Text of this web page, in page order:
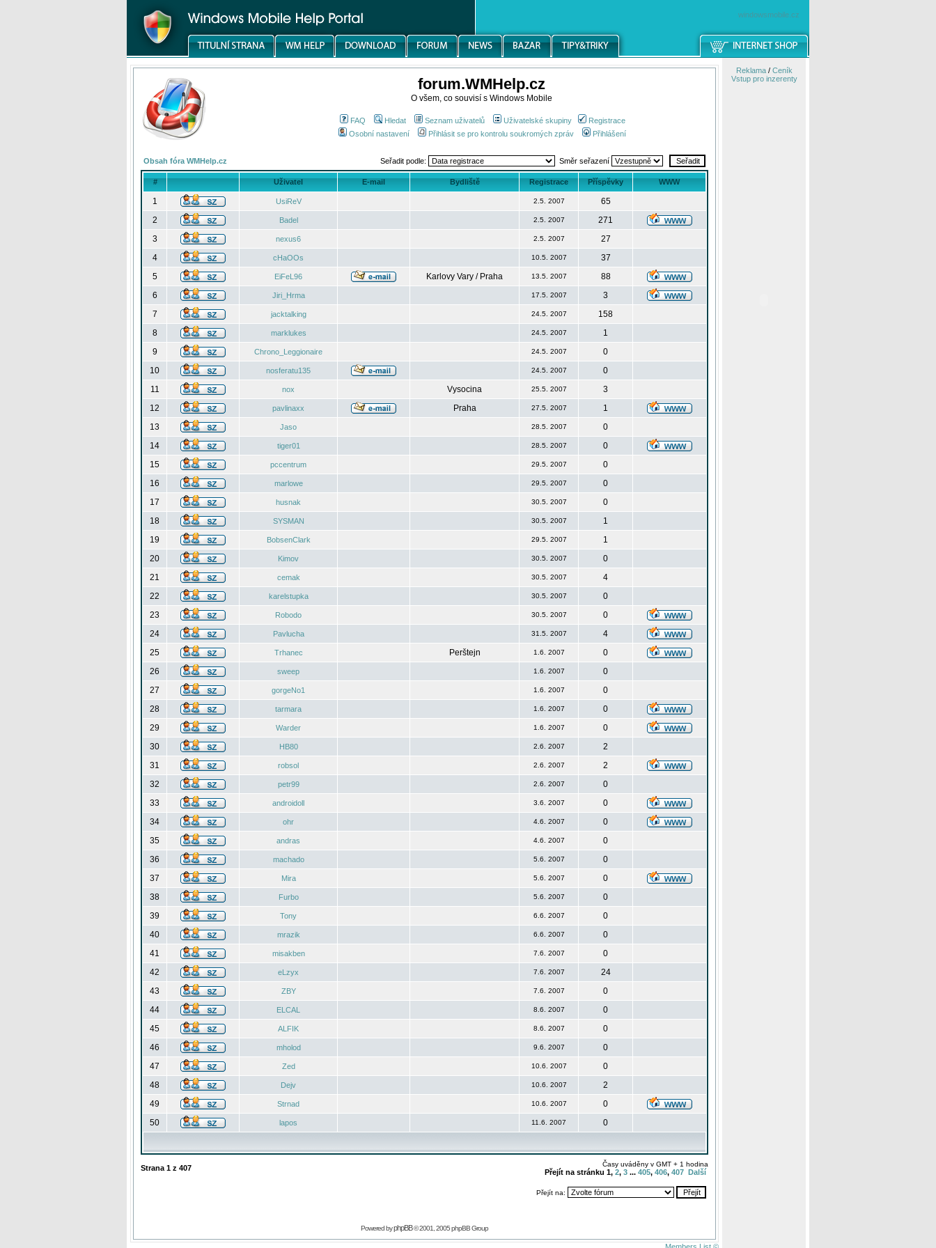
windowsmobile.cz
forum.WMHelp.cz
O všem, co souvisí s Windows Mobile
FAQ Hledat Seznam uživatelů Uživatelské skupiny
Registrace
Osobní nastavení
Přihlásit se pro kontrolu soukromých zpráv Přihlášení
Obsah fóra WMHelp.cz Seřadit podle: Směr seřazení
# Uživatel E-mail Bydliště Registrace Příspěvky WWW
1 UsiReV 2.5. 2007
65
2
Badel 2.5. 2007
271
3
nexus6 2.5. 2007
27
4
cHaOOs 10.5. 2007
37
5
EiFeL96 Karlovy Vary / Praha 13.5. 2007
88
6
Jiri_Hrma 17.5. 2007
3
7
jacktalking 24.5. 2007
158
8
marklukes 24.5. 2007
1
9
Chrono_Leggionaire 24.5. 2007
0
10
nosferatu135 24.5. 2007
0
11
nox Vysocina 25.5. 2007
3
12
pavlinaxx Praha 27.5. 2007
1
13
Jaso 28.5. 2007
0
14
tiger01 28.5. 2007
0
15
pccentrum 29.5. 2007
0
16
marlowe 29.5. 2007
0
17
husnak 30.5. 2007
0
18
SYSMAN 30.5. 2007
1
19
BobsenClark 29.5. 2007
1
20
Kimov 30.5. 2007
0
21
cemak 30.5. 2007
4
22
karelstupka 30.5. 2007
0
23
Robodo 30.5. 2007
0
24
Pavlucha 31.5. 2007
4
25
Trhanec Perštejn 1.6. 2007
0
26
sweep 1.6. 2007
0
27
gorgeNo1 1.6. 2007
0
28
tarmara 1.6. 2007
0
29
Warder 1.6. 2007
0
30
HB80 2.6. 2007
2
31
robsol 2.6. 2007
2
32
petr99 2.6. 2007
0
33
androidoll 3.6. 2007
0
34
ohr 4.6. 2007
0
35
andras 4.6. 2007
0
36
machado 5.6. 2007
0
37
Mira 5.6. 2007
0
38
Furbo 5.6. 2007
0
39
Tony 6.6. 2007
0
40
mrazik 6.6. 2007
0
41
misakben 7.6. 2007
0
42
eLzyx 7.6. 2007
24
43
ZBY 7.6. 2007
0
44
ELCAL 8.6. 2007
0
45
ALFIK 8.6. 2007
0
46
mholod 9.6. 2007
0
47
Zed 10.6. 2007
0
48
Dejv 10.6. 2007
2
49
Strnad 10.6. 2007
0
50
lapos 11.6. 2007 0
Strana 1 z 407 Časy uváděny v GMT + 1 hodina
Přejít na stránku 1, 2, 3 ... 405, 406, 407 Další
Přejít na:
Powered byphpBB© 2001, 2005 phpBB Group
Reklama/ Ceník
Vstup pro inzerenty